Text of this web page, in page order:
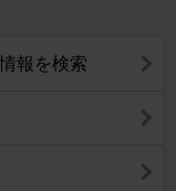
報を検索